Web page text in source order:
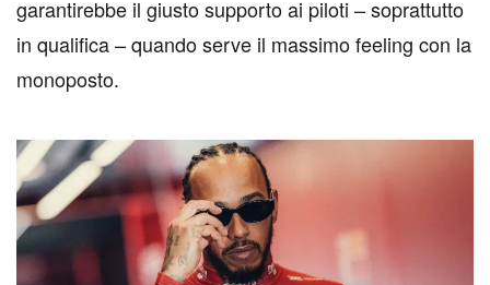
garantirebbe il giusto supporto ai piloti – soprattutto
in qualifica – quando serve il massimo feeling con la
monoposto.